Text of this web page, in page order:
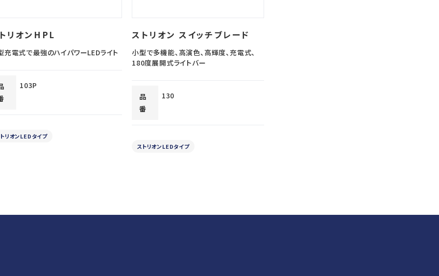
リオンHPL
充電式で最強のハイパワーLEDライト
103P
リオンLEDタイプ
ストリオン スイッチブレード
小型で多機能、高演色、高輝度、充電式、
180度展開式ライトバー
品
番
130
ストリオンLEDタイプ